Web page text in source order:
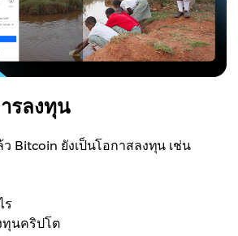
รลงทุน
Bitcoin ยังเป็นโอกาสลงทุน เช่น
ร
ทุนคริปโต